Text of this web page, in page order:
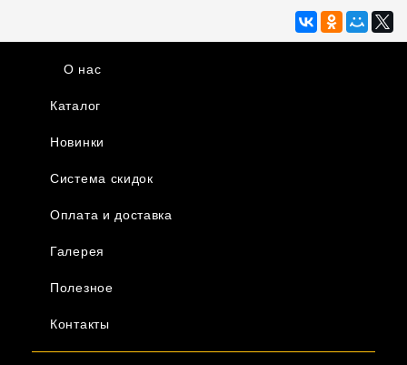
О нас
Каталог
Новинки
Система скидок
Оплата и доставка
Галерея
Полезное
Контакты